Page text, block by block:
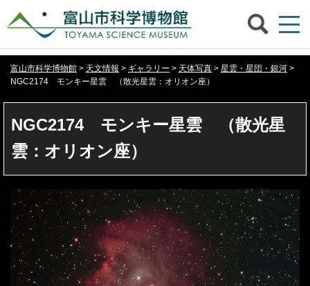
富山市科学博物館 > 天文情報 > ギャラリー > 天体写真 > 星雲・星団・銀河 >
NGC2174 モンキー星雲 （散光星雲：オリオン座）
NGC2174 モンキー星雲 （散光星
雲：オリオン座）